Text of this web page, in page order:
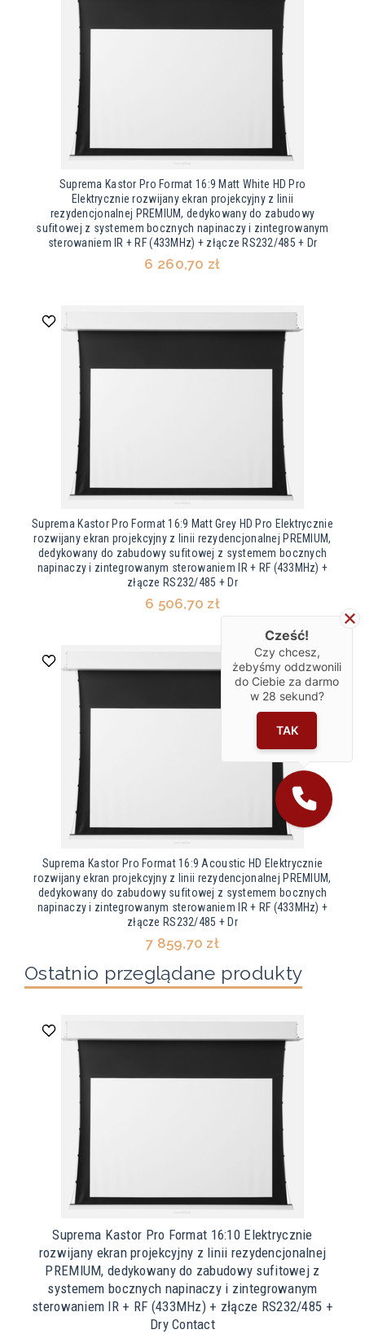
Suprema Kastor Pro Format 16:9 Matt White HD Pro
Elektrycznie rozwijany ekran projekcyjny z linii
rezydencjonalnej PREMIUM, dedykowany do zabudowy
sufitowej z systemem bocznych napinaczy i zintegrowanym
sterowaniem IR + RF (433MHz) + złącze RS232/485 + Dr
6 260,70 zł
Suprema Kastor Pro Format 16:9 Matt Grey HD Pro Elektrycznie
rozwijany ekran projekcyjny z linii rezydencjonalnej PREMIUM,
dedykowany do zabudowy sufitowej z systemem bocznych
napinaczy i zintegrowanym sterowaniem IR + RF (433MHz) +
złącze RS232/485 + Dr
6 506,70 zł
Suprema Kastor Pro Format 16:9 Acoustic HD Elektrycznie
rozwijany ekran projekcyjny z linii rezydencjonalnej PREMIUM,
dedykowany do zabudowy sufitowej z systemem bocznych
napinaczy i zintegrowanym sterowaniem IR + RF (433MHz) +
złącze RS232/485 + Dr
7 859,70 zł
Ostatnio przeglądane produkty
Suprema Kastor Pro Format 16:10 Elektrycznie
rozwijany ekran projekcyjny z linii rezydencjonalnej
PREMIUM, dedykowany do zabudowy sufitowej z
systemem bocznych napinaczy i zintegrowanym
sterowaniem IR + RF (433MHz) + złącze RS232/485 +
Dry Contact
Cześć!
Czy chcesz,
żebyśmy oddzwonili
do Ciebie za darmo
w 28 sekund?
TAK